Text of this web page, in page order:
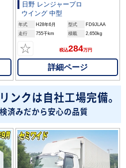
日野 レンジャープロ
ウイング 中型
年式 H28年6月 型式
FD9JLAA
走行
755千km 積載 2,650kg
☆ 税込284万円
詳細ページ